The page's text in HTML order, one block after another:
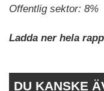
Offentlig sektor: 8%
Ladda ner hela
DU KANSKE